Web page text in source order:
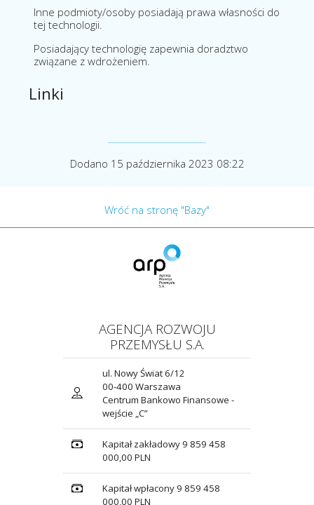
Inne podmioty/osoby posiadają prawa własności do
tej technologii.
Posiadający technologię zapewnia doradztwo
związane z wdrożeniem.
Linki
Dodano 15 października 2023 08:22
Wróć na stronę "Bazy"
AGENCJA ROZWOJU
PRZEMYSŁU S.A.
ul. Nowy Świat 6/12
00-400 Warszawa
Centrum Bankowo Finansowe -
wejście „C”
Kapitał zakładowy 9 859 458
000,00 PLN
Kapitał wpłacony 9 859 458
000,00 PLN